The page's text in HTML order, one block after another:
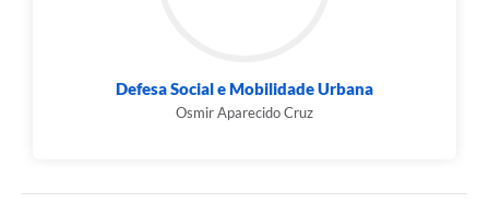
Defesa Social e Mobilidade Urbana
Osmir Aparecido Cruz